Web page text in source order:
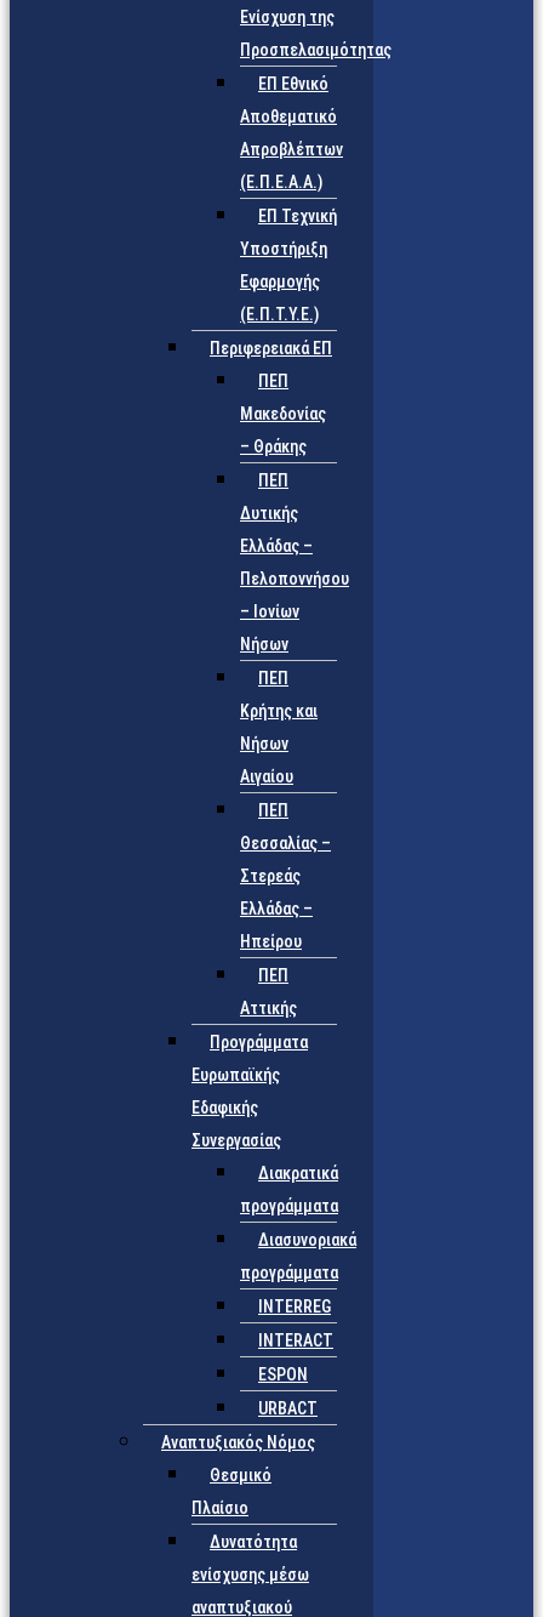
Ενίσχυση της
Προσπελασιμότητας
ΕΠ Εθνικό
Αποθεματικό
Απροβλέπτων
(Ε.Π.Ε.Α.Α.)
ΕΠ Τεχνική
Υποστήριξη
Εφαρμογής
(Ε.Π.Τ.Υ.Ε.)
Περιφερειακά ΕΠ
ΠΕΠ
Μακεδονίας
– Θράκης
ΠΕΠ
Δυτικής
Ελλάδας –
Πελοποννήσου
– Ιονίων
Νήσων
ΠΕΠ
Κρήτης και
Νήσων
Αιγαίου
ΠΕΠ
Θεσσαλίας –
Στερεάς
Ελλάδας –
Ηπείρου
ΠΕΠ
Αττικής
Προγράμματα
Ευρωπαϊκής
Εδαφικής
Συνεργασίας
Διακρατικά
προγράμματα
Διασυνοριακά
προγράμματα
INTERREG
INTERACT
ESPON
URBACT
Αναπτυξιακός Νόμος
Θεσμικό
Πλαίσιο
Δυνατότητα
ενίσχυσης μέσω
αναπτυξιακού